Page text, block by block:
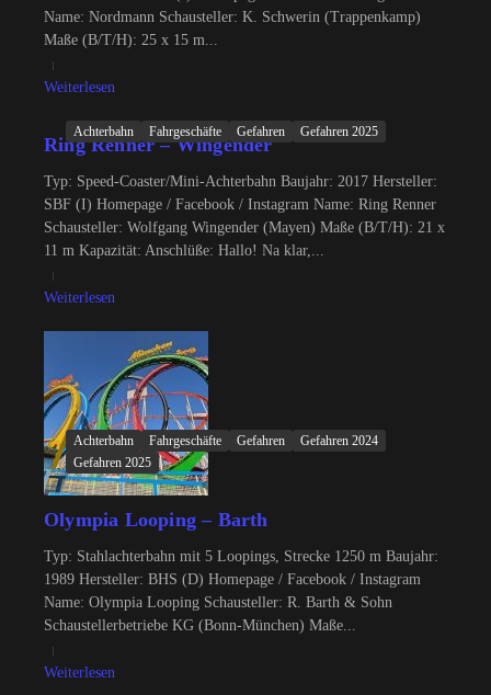
Name: Nordmann Schausteller: K. Schwerin (Trappenkamp)
Maße (B/T/H): 25 x 15 m...
Weiterlesen
Achterbahn Fahrgeschäfte Gefahren Gefahren 2025
Ring Renner – Wingender
Typ: Speed-Coaster/Mini-Achterbahn Baujahr: 2017 Hersteller:
SBF (I) Homepage / Facebook / Instagram Name: Ring Renner
Schausteller: Wolfgang Wingender (Mayen) Maße (B/T/H): 21 x
11 m Kapazität: Anschlüße: Hallo! Na klar,...
Weiterlesen
Achterbahn Fahrgeschäfte Gefahren
Gefahren 2024
Gefahren 2025
Olympia Looping – Barth
Typ: Stahlachterbahn mit 5 Loopings, Strecke 1250 m Baujahr:
1989 Hersteller: BHS (D) Homepage / Facebook / Instagram
Name: Olympia Looping Schausteller: R. Barth & Sohn
Schaustellerbetriebe KG (Bonn-München) Maße...
Weiterlesen